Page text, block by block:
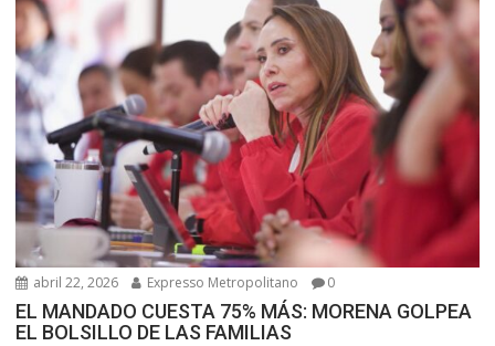
abril 22, 2026 Expresso Metropolitano 0
EL MANDADO CUESTA 75% MÁS: MORENA GOLPEA
EL BOLSILLO DE LAS FAMILIAS